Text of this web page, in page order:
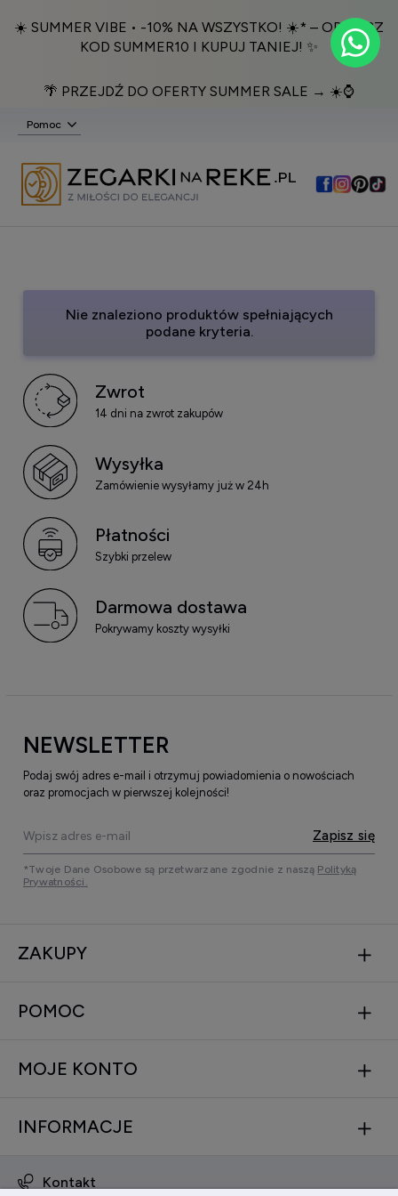
☀️ SUMMER VIBE • -10% NA WSZYSTKO! ☀️* – ODBIERZ
KOD SUMMER10 I KUPUJ TANIEJ! ✨
🌴 PRZEJDŹ DO OFERTY SUMMER SALE → ☀️⌚️
Pomoc
Nie znaleziono produktów spełniających
podane kryteria.
Zwrot
14 dni na zwrot zakupów
Wysyłka
Zamówienie wysyłamy już w 24h
Płatności
Szybki przelew
Darmowa dostawa
Pokrywamy koszty wysyłki
NEWSLETTER
Podaj swój adres e-mail i otrzymuj powiadomienia o nowościach
oraz promocjach w pierwszej kolejności!
Zapisz się
*Twoje Dane Osobowe są przetwarzane zgodnie z naszą Polityką
Prywatności.
ZAKUPY
POMOC
MOJE KONTO
INFORMACJE
Kontakt